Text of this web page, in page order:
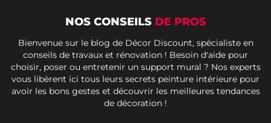
NOS CONSEILS DE PROS
Bienvenue sur le blog de Décor Discount, spécialiste en
conseils de travaux et rénovation ! Besoin d'aide pour
choisir, poser ou entretenir un support mural ? Nos experts
vous libèrent ici tous leurs secrets peinture intérieure pour
avoir les bons gestes et découvrir les meilleures tendances
de décoration !